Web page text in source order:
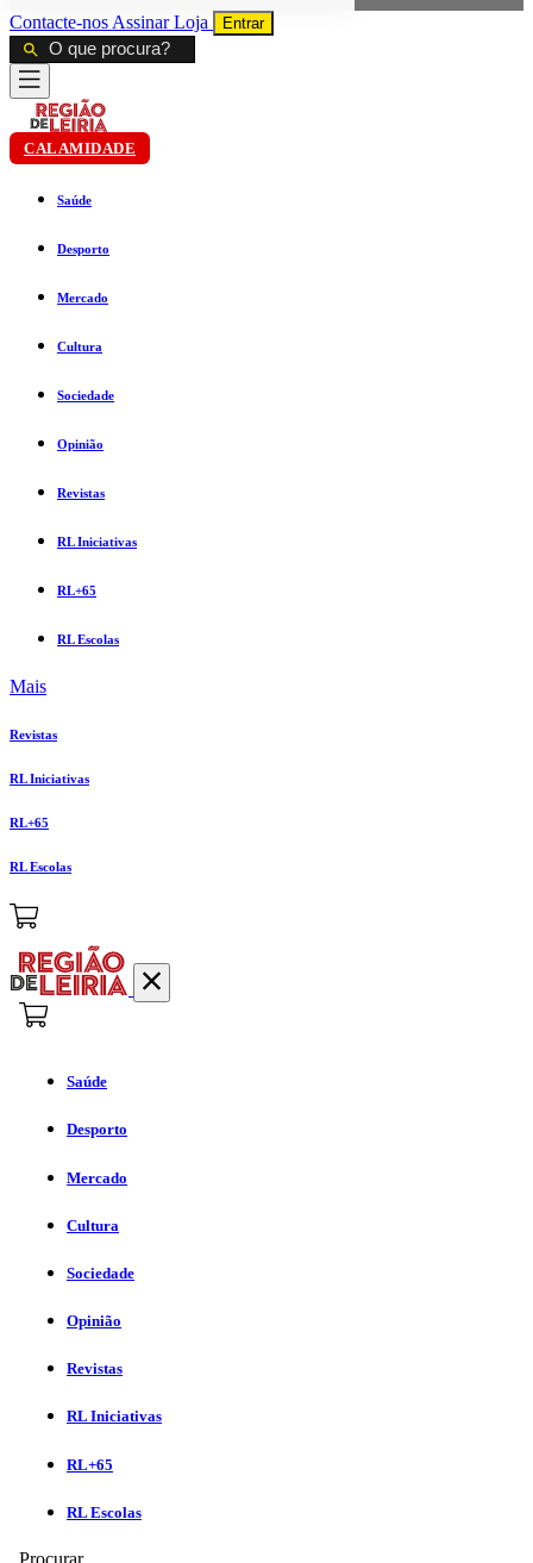
Contacte-nos AssinarLoja Entrar
CALAMIDADE
Saúde
Desporto
Mercado
Cultura
Sociedade
Opinião
Revistas
RL Iniciativas
RL+65
RL Escolas
Mais
Revistas
RL Iniciativas
RL+65
RL Escolas
Saúde
Desporto
Mercado
Cultura
Sociedade
Opinião
Revistas
RL Iniciativas
RL+65
RL Escolas
Procurar